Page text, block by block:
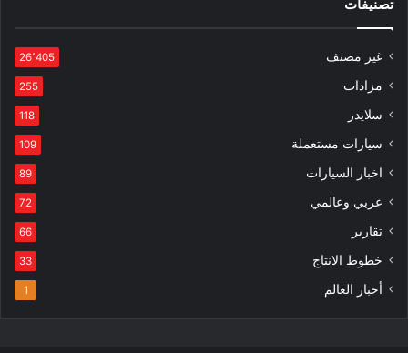
تصنيفات
غير مصنف 26٬405
مزادات 255
سلايدر 118
سيارات مستعملة 109
اخبار السيارات 89
عربي وعالمي 72
تقارير 66
خطوط الانتاج 33
أخبار العالم 1